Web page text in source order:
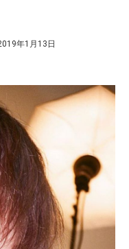
年1月13日